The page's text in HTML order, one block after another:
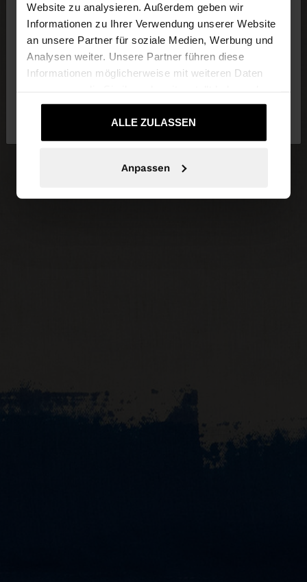
Website zu analysieren. Außerdem geben wir
Informationen zu Ihrer Verwendung unserer Website
an unsere Partner für soziale Medien, Werbung und
Analysen weiter. Unsere Partner führen diese
Informationen möglicherweise mit weiteren Daten
die sie im Rahmen Ihrer Nutzung der Dienste
gesammelt haben.ALLE ZULASSEN
Anpassen
Sie greifen von Luxembourg auf die Website zu.
Möchten Sie unsere United States Website
Luxembourg
Ja, bringen Sie mich
zu United States